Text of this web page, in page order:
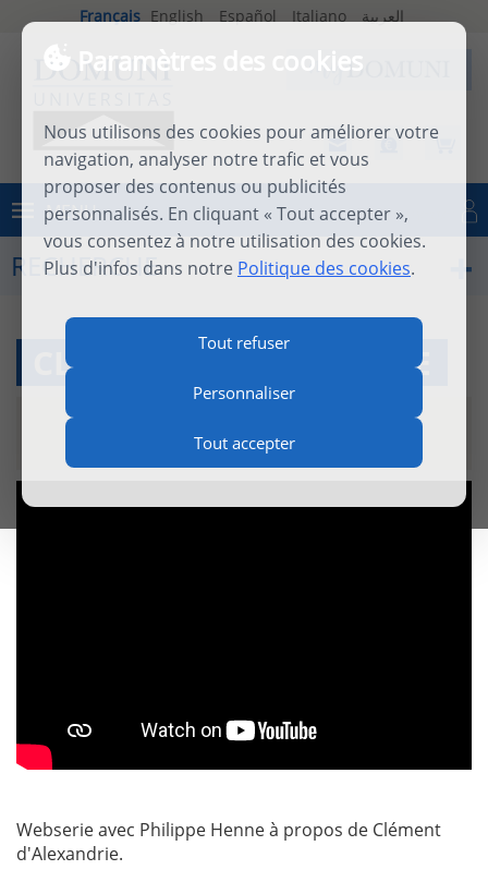
Paramètres des cookies
Nous utilisons des cookies pour améliorer votre
navigation, analyser notre trafic et vous
proposer des contenus ou publicités
personnalisés. En cliquant « Tout accepter »,
vous consentez à notre utilisation des cookies.
Plus d'infos dans notre Politique des cookies.
Tout refuser
Personnaliser
Tout accepter
Français English Español Italiano العربية
MENU Se connecter
RECHERCHE
CLÉMENT D'ALEXANDRIE
21 novembre 2017 10m 45s
Histoire/تاريخ
Webserie avec Philippe Henne à propos de Clément
d'Alexandrie.